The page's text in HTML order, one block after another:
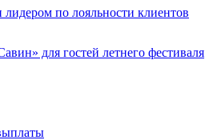
по лояльности клиентов
для гостей летнего фестиваля